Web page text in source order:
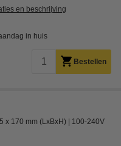
en beschrijving
in huis
Bestellen
x 170 mm (LxBxH)
100-240V